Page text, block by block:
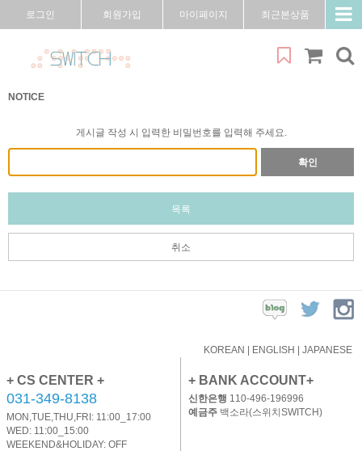
로그인 회원가입 마이페이지 최근본상품
NOTICE
게시글 작성 시 입력한 비밀번호를 입력해 주세요.
확인
목록
취소
KOREAN ENGLISH JAPANESE
+ CS CENTER +
031-349-8138
MON,TUE,THU,FRI: 11:00_17:00
WED: 11:00_15:00
WEEKEND&HOLIDAY: OFF
+ BANK ACCOUNT+
신한은행 110-496-196996
예금주백소라(스위치SWITCH)